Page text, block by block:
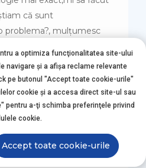
că sunt
problema?, mulțumesc
a optimiza funcţionalitatea site-ului
navigare şi a afişa reclame relevante
pe butonul "Accept toate cookie-urile"
cookie şi a accesa direct site-ul sau
pentru a-ţi schimba preferinţele privind
cookie.
Accept toate cookie-urile